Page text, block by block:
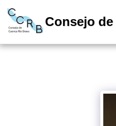
Consejo